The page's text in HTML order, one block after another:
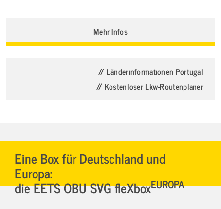
Mehr Infos
// Länderinformationen Portugal
// Kostenloser Lkw-Routenplaner
Eine Box für Deutschland und
Europa:
die EETS OBU SVG fleXboxEUROPA